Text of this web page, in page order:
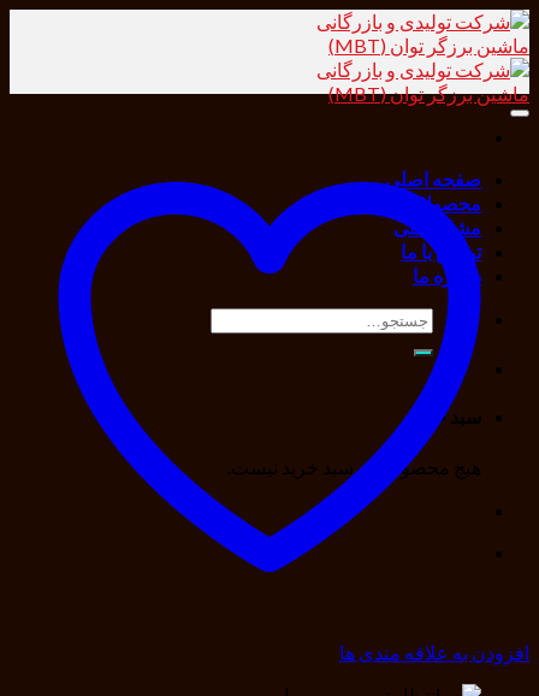
Skip
to
content
صفحه اصلی
محصولات
مشاور فنی
تماس با ما
درباره ما
جستجو
برای:
سبد خرید
هیچ محصولی در سبد خرید نیست.
افزودن به علاقه مندی ها